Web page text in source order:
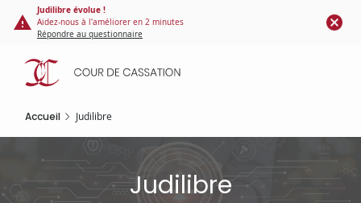
Panneau de gestion des cookies
contenu
principal
Judilibre évolue !
Aidez-nous à l'améliorer en 2 minutes
Répondre au questionnaire
Accueil Judilibre
Judilibre